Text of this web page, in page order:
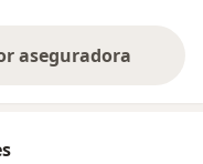
aseguradora